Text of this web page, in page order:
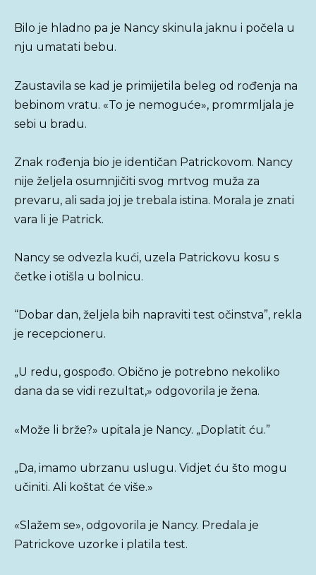
Bilo je hladno pa je Nancy skinula jaknu i počela u
nju umatati bebu.
Zaustavila se kad je primijetila beleg od rođenja na
bebinom vratu. «To je nemoguće», promrmljala je
sebi u bradu.
Znak rođenja bio je identičan Patrickovom. Nancy
nije željela osumnjičiti svog mrtvog muža za
prevaru, ali sada joj je trebala istina. Morala je znati
vara li je Patrick.
Nancy se odvezla kući, uzela Patrickovu kosu s
četke i otišla u bolnicu.
“Dobar dan, željela bih napraviti test očinstva”, rekla
je recepcioneru.
„U redu, gospođo. Obično je potrebno nekoliko
dana da se vidi rezultat,» odgovorila je žena.
«Može li brže?» upitala je Nancy. „Doplatit ću.”
„Da, imamo ubrzanu uslugu. Vidjet ću što mogu
učiniti. Ali koštat će više.»
«Slažem se», odgovorila je Nancy. Predala je
Patrickove uzorke i platila test.